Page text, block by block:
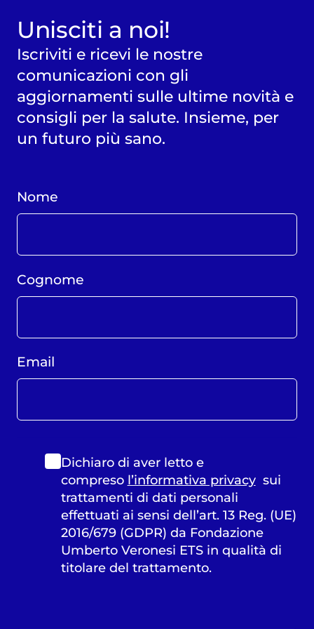
Unisciti a noi!
Iscriviti e ricevi le nostre
comunicazioni con gli
aggiornamenti sulle ultime novità e
consigli per la salute. Insieme, per
un futuro più sano.
Nome
Cognome
Email
Dichiaro di aver letto e
compreso l’informativa privacysui
trattamenti di dati personali
effettuati ai sensi dell’art. 13 Reg. (UE)
2016/679 (GDPR) da Fondazione
Umberto Veronesi ETS in qualità di
titolare del trattamento.